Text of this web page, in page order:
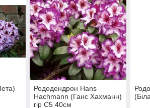
Рододендрон Hans
Hachmann (Ганс Хахманн)
гір С5 40см